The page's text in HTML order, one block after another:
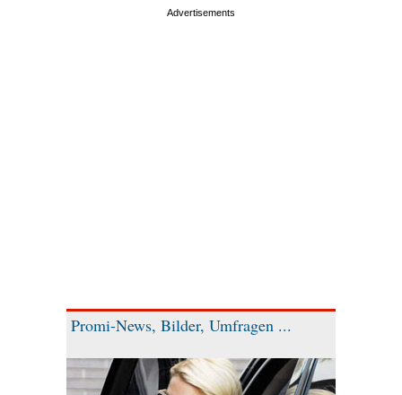
Promi-News, Bilder, Umfragen ...